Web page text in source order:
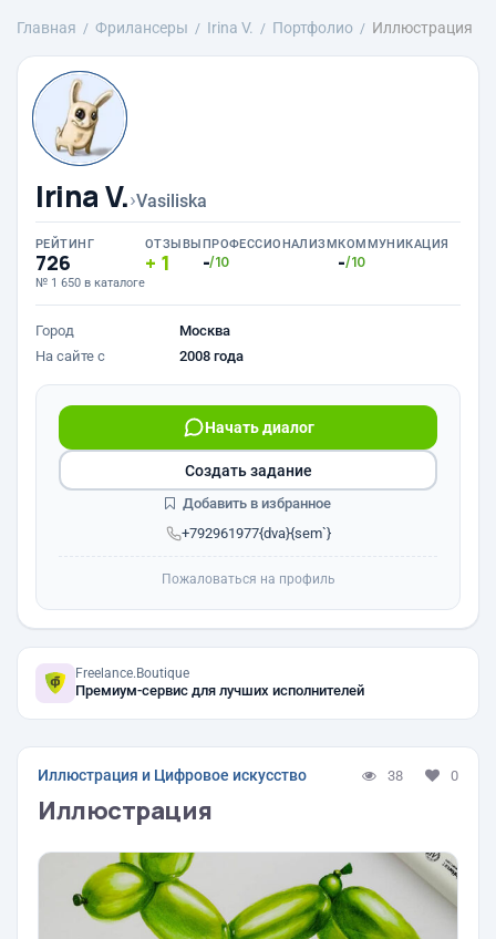
Главная Фрилансеры Irina V. Портфолио Иллюстрация
Irina V.›Vasiliska
РЕЙТИНГ
726
№ 1 650 в каталоге
ОТЗЫВЫ
1
ПРОФЕССИОНАЛИЗМ
-/10
КОММУНИКАЦИЯ
-/10
Город
Москва
На сайте с
2008 года
+792961977{dva}{sem`}
Начать диалог
Создать задание
Добавить в избранное
Пожаловаться на профиль
Freelance.Boutique
Премиум-сервис для лучших исполнителей
Иллюстрация и Цифровое искусство 38 0
Иллюстрация